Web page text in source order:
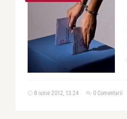
8 iunie 2012, 13:24 0 Comentarii